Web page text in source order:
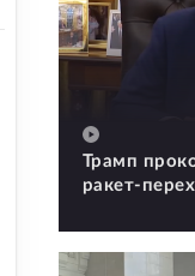
Трамп
ракет-